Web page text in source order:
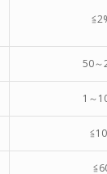
50～
1～